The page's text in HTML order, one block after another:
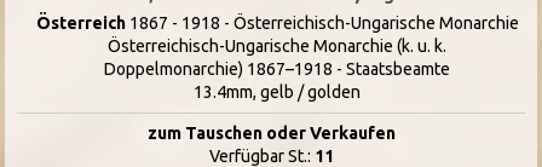
Österreich1867 - 1918 - Österreichisch-Ungarische Monarchie
Österreichisch-Ungarische Monarchie (k. u. k.
Doppelmonarchie) 1867–1918 - Staatsbeamte
13.4mm, gelb / golden
zum Tauschen oder Verkaufen
Verfügbar St.: 11